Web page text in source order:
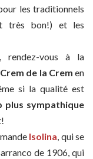
les traditionnels
très bon!) et les
rendez-vous à la
de la Cremen
si la qualité est
plus sympathique
Isolina, qui se
de 1906, qui